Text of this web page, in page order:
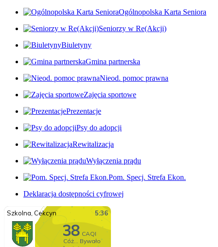
Ogólnopolska Karta Seniora
Seniorzy w Re(Akcji)
Biuletyny
Gmina partnerska
Nieod. pomoc prawna
Zajęcia sportowe
Prezentacje
Psy do adopcji
Rewitalizacja
Wyłączenia prądu
Pom. Specj. Strefa Ekon.
Deklaracja dostępności cyfrowej